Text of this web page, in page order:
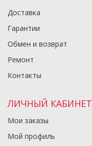
Доставка
Гарантии
Обмен и возврат
Ремонт
Контакты
ЛИЧНЫЙ КАБИНЕТ
Мои заказы
Мой профиль